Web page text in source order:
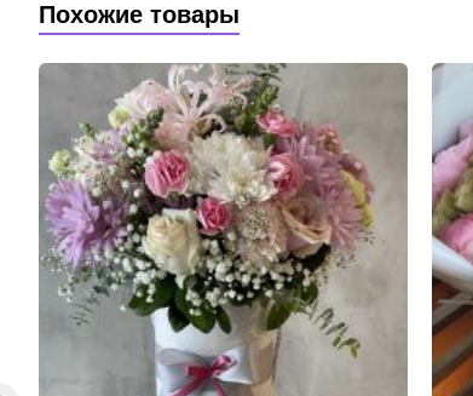
Похожие товары